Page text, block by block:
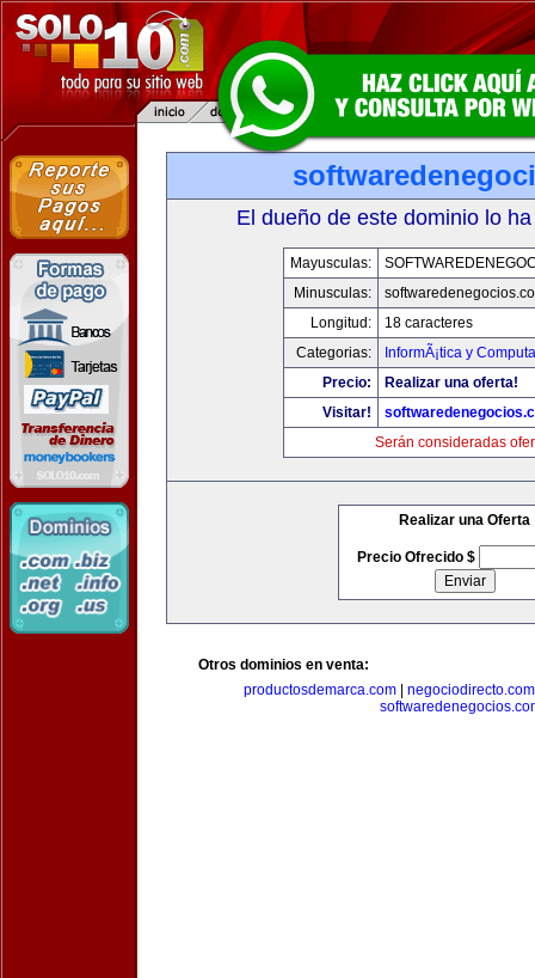
El dueño de este dominio lo
Mayusculas:
Minusculas:
Longitud:
18 caracteres
Categorias:
InformÃ¡tica y
Precio:
Realizar una oferta!
Visitar!
Serán consideradas
Realizar una Oferta
Precio Ofrecido $
Otros dominios en venta:
productosdemarca.com| negociodirecto.com